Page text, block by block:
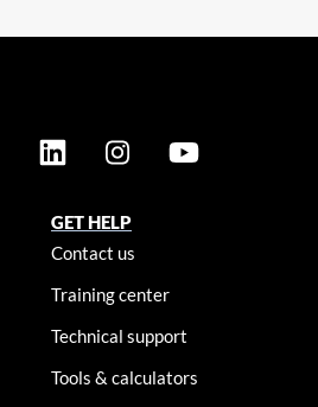
GET HELP
Contact us
Training center
Technical support
Tools & calculators